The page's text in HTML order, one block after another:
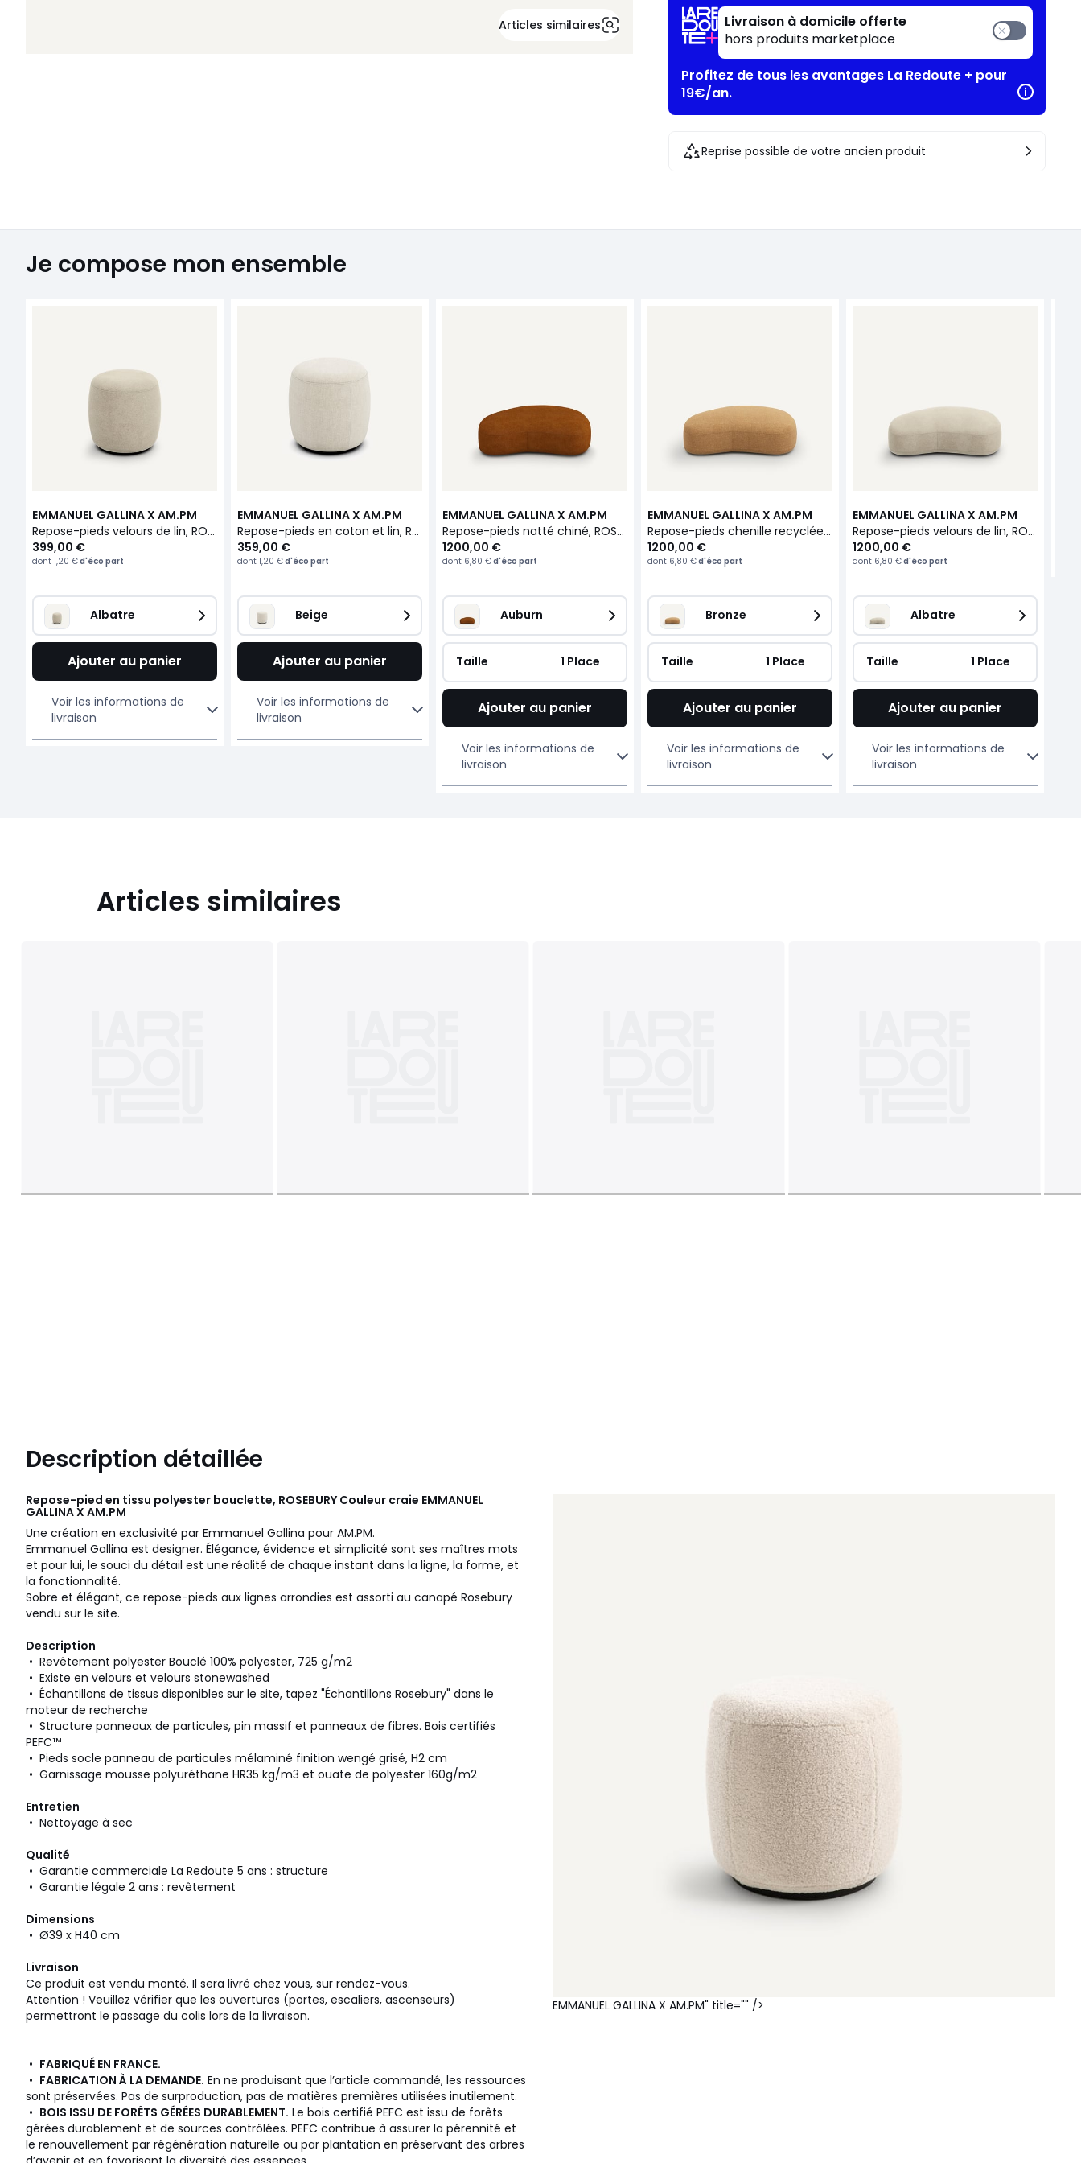
Articles similaires
Livraison à domicile offerte
hors produits marketplace
Profitez de tous les avantages La Redoute + pour
19€/an.
Reprise possible de votre ancien produit
Je compose mon ensemble
EMMANUEL GALLINA X AM.PM
Repose-pieds velours de lin, ROSEBURY
399,00 €
dont 1,20 €d'éco part
Albatre
Ajouter au panier
Voir les informations de
livraison
EMMANUEL GALLINA X AM.PM
Repose-pieds en coton et lin, ROSEBURY
359,00 €
dont 1,20 €d'éco part
Beige
Ajouter au panier
Voir les informations de
livraison
EMMANUEL GALLINA X AM.PM
Repose-pieds natté chiné, ROSEBURY
1200,00 €
dont 6,80 €d'éco part
Auburn
Taille 1 Place
Ajouter au panier
Voir les informations de
livraison
EMMANUEL GALLINA X AM.PM
Repose-pieds chenille recyclée, ROSEBURY
1200,00 €
dont 6,80 €d'éco part
Bronze
Taille 1 Place
Ajouter au panier
Voir les informations de
livraison
EMMANUEL GALLINA X AM.PM
Repose-pieds velours de lin, ROSEBURY
1200,00 €
dont 6,80 €d'éco part
Albatre
Taille 1 Place
Ajouter au panier
Voir les informations de
livraison
Articles similaires
Description détaillée
Repose-pied en tissu polyester bouclette, ROSEBURY Couleur craie EMMANUEL
GALLINA X AM.PM
Une création en exclusivité par Emmanuel Gallina pour AM.PM.
Emmanuel Gallina est designer. Élégance, évidence et simplicité sont ses maîtres mots
et pour lui, le souci du détail est une réalité de chaque instant dans la ligne, la forme, et
la fonctionnalité.
Sobre et élégant, ce repose-pieds aux lignes arrondies est assorti au canapé Rosebury
vendu sur le site.
Description
• Revêtement polyester Bouclé 100% polyester, 725 g/m2
• Existe en velours et velours stonewashed
• Échantillons de tissus disponibles sur le site, tapez "Échantillons Rosebury" dans le
moteur de recherche
• Structure panneaux de particules, pin massif et panneaux de fibres. Bois certifiés
PEFC™
• Pieds socle panneau de particules mélaminé finition wengé grisé, H2 cm
• Garnissage mousse polyuréthane HR35 kg/m3 et ouate de polyester 160g/m2
Entretien
• Nettoyage à sec
Qualité
• Garantie commerciale La Redoute 5 ans : structure
• Garantie légale 2 ans : revêtement
Dimensions
• Ø39 x H40 cm
Livraison
Ce produit est vendu monté. Il sera livré chez vous, sur rendez-vous.
Attention ! Veuillez vérifier que les ouvertures (portes, escaliers, ascenseurs)
permettront le passage du colis lors de la livraison.
• FABRIQUÉ EN FRANCE.
• FABRICATION À LA DEMANDE. En ne produisant que l’article commandé, les ressources
sont préservées. Pas de surproduction, pas de matières premières utilisées inutilement.
• BOIS ISSU DE FORÊTS GÉRÉES DURABLEMENT. Le bois certifié PEFC est issu de forêts
gérées durablement et de sources contrôlées. PEFC contribue à assurer la pérennité et
le renouvellement par régénération naturelle ou par plantation en préservant des arbres
EMMANUEL GALLINA X AM.PM" title="" />